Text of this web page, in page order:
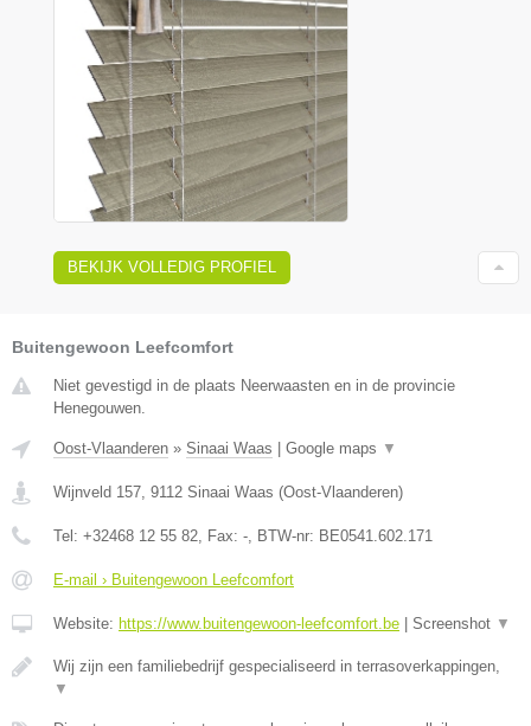
BEKIJK VOLLEDIG PROFIEL
Buitengewoon Leefcomfort
Niet gevestigd in de plaats Neerwaasten en in de provincie
Henegouwen.
Oost-Vlaanderen » Sinaai Waas | Google maps ▼
Wijnveld 157 9112 Sinaai Waas (Oost-Vlaanderen)
Tel: +32468 12 55 82 , Fax: - , BTW-nr: BE0541.602.171
E-mail › Buitengewoon Leefcomfort
Website: https://www.buitengewoon-leefcomfort.be | Screenshot ▼
Wij zijn een familiebedrijf gespecialiseerd in terrasoverkappingen,
▼